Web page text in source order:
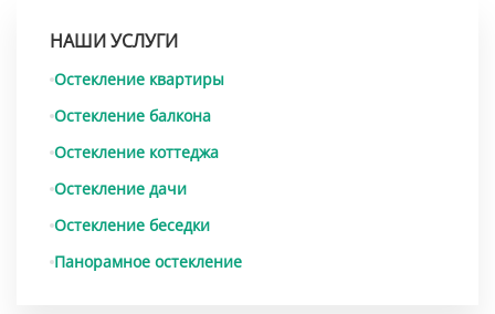
НАШИ УСЛУГИ
Остекление квартиры
Остекление балкона
Остекление коттеджа
Остекление дачи
Остекление беседки
Панорамное остекление